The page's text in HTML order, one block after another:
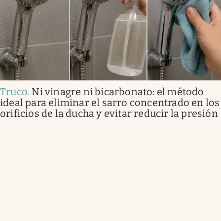
Truco. Ni vinagre ni bicarbonato: el método
ideal para eliminar el sarro concentrado en los
orificios de la ducha y evitar reducir la presión